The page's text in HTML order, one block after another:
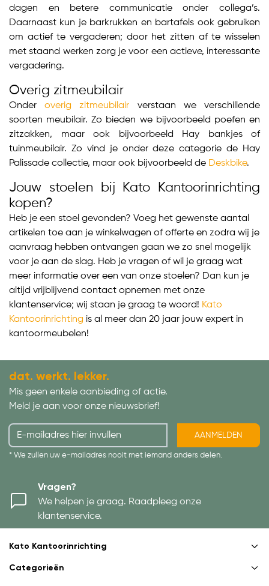
dagen en betere communicatie onder collega’s.
Daarnaast kun je barkrukken en bartafels ook gebruiken
om actief te vergaderen; door het zitten af te wisselen
met staand werken zorg je voor een actieve, interessante
vergadering.
Overig zitmeubilair
Onderoverig zitmeubilair verstaan we verschillende
soorten meubilair. Zo bieden we bijvoorbeeld poefen en
zitzakken, maar ook bijvoorbeeld Hay bankjes of
tuinmeubilair. Zo vind je onder deze categorie de Hay
Palissade collectie, maar ook bijvoorbeeld de Deskbike.
Jouw stoelen bij Kato Kantoorinrichting
kopen?
Heb je een stoel gevonden? Voeg het gewenste aantal
artikelen toe aan je winkelwagen of offerte en zodra wij je
aanvraag hebben ontvangen gaan we zo snel mogelijk
voor je aan de slag. Heb je vragen of wil je graag wat
meer informatie over een van onze stoelen? Dan kun je
altijd vrijblijvend contact opnemen met onze
klantenservice; wij staan je graag te woord! Kato
Kantoorinrichting is al meer dan 20 jaar jouw expert in
kantoormeubelen!
dat. werkt. lekker.
Mis geen enkele aanbieding of actie.
Meld je aan voor onze nieuwsbrief!
AANMELDEN
* We zullen uw e-mailadres nooit met iemand anders delen.
Vragen?
We helpen je graag. Raadpleeg onze
klantenservice.
Kato Kantoorinrichting
Categorieën